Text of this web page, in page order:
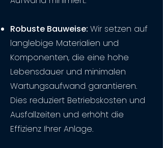
Robuste Bauweise: Wir setzen auf
langlebige Materialien und
Komponenten, die eine hohe
Lebensdauer und minimalen
Wartungsaufwand garantieren.
Dies reduziert Betriebskosten und
Ausfallzeiten und erhöht die
Effizienz Ihrer Anlage.